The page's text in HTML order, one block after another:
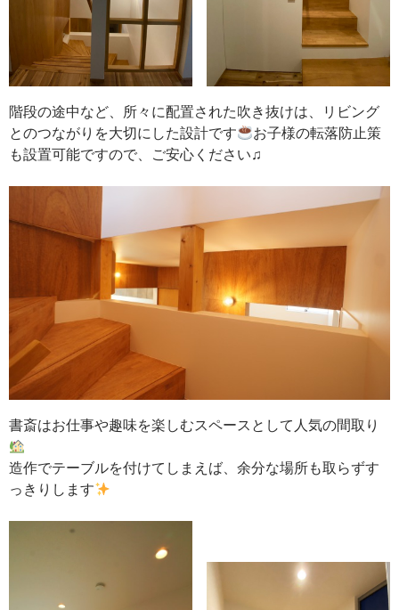
階段の途中など、所々に配置された吹き抜けは、リビング
とのつながりを大切にした設計です
お子様の転落防止策
も設置可能ですので、ご安心ください♫
書斎はお仕事や趣味を楽しむスペースとして人気の間取り
造作でテーブルを付けてしまえば、余分な場所も取らずす
っきりします